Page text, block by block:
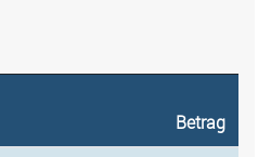
Betrag